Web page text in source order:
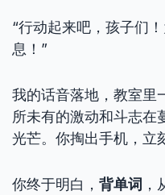
“行动起来吧，孩子们
息！”
我的话音落地，教室里
所未有的激动和斗志在
光芒。你掏出手机，立
你终于明白， 背单词